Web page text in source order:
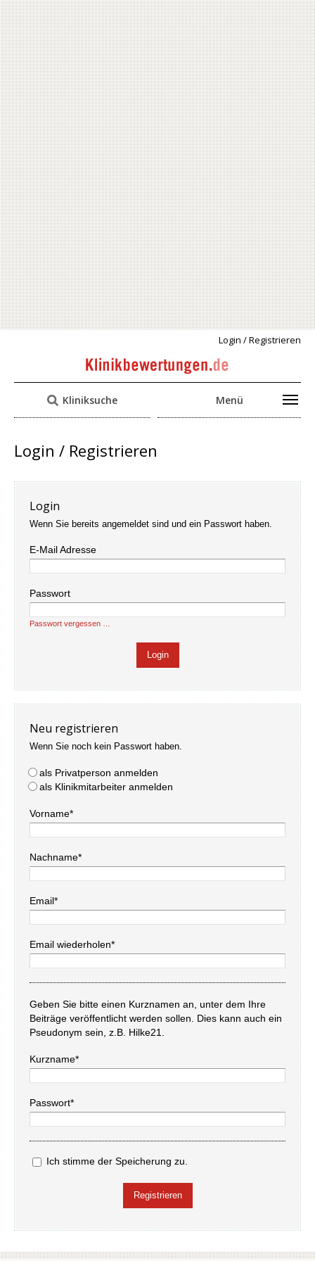
Login / Registrieren
Kliniksuche Menü
Login / Registrieren
Login
Wenn Sie bereits angemeldet sind und ein Passwort haben.
E-Mail Adresse
Passwort
Passwort vergessen …
Neu registrieren
Wenn Sie noch kein Passwort haben.
als Privatperson anmelden
als Klinikmitarbeiter anmelden
Vorname*
Nachname*
Email*
Email wiederholen*
Geben Sie bitte einen Kurznamen an, unter dem Ihre
Beiträge veröffentlicht werden sollen. Dies kann auch ein
Pseudonym sein, z.B. Hilke21.
Kurzname*
Passwort*
Ich stimme der Speicherung zu.